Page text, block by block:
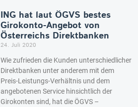
ING hat laut ÖGVS bestes
Girokonto-Angebot von
Österreichs Direktbanken
24. Juli 2020
Wie zufrieden die Kunden unterschiedlicher
Direktbanken unter anderem mit dem
Preis-Leistungs-Verhältnis und dem
angebotenen Service hinsichtlich der
Girokonten sind, hat die ÖGVS –